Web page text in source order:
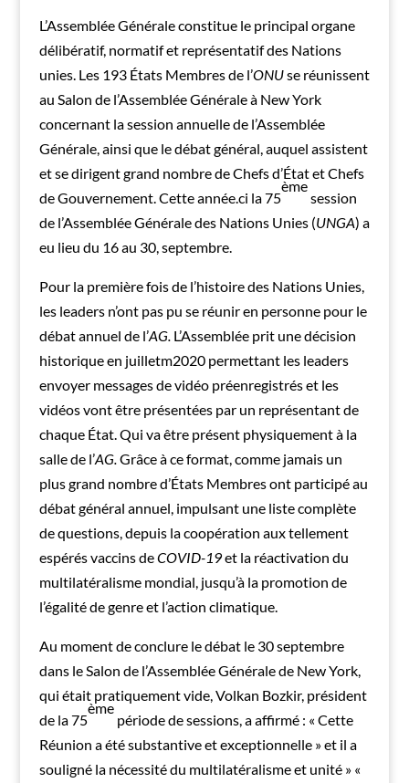
L’Assemblée Générale constitue le principal organe
délibératif, normatif et représentatif des Nations
unies. Les 193 États Membres de l’ONUse réunissent
au Salon de l’Assemblée Générale à New York
concernant la session annuelle de l’Assemblée
Générale, ainsi que le débat général, auquel assistent
et se dirigent grand nombre de Chefs d’État et Chefs
de Gouvernement. Cette année.ci la 75
ème
session
de l’Assemblée Générale des Nations Unies (UNGA) a
eu lieu du 16 au 30, septembre.
Pour la première fois de l’histoire des Nations Unies,
les leaders n’ont pas pu se réunir en personne pour le
débat annuel de l’AG. L’Assemblée prit une décision
historique en juilletm2020 permettant les leaders
envoyer messages de vidéo préenregistrés et les
vidéos vont être présentées par un représentant de
chaque État. Qui va être présent physiquement à la
salle de l’AG. Grâce à ce format, comme jamais un
plus grand nombre d’États Membres ont participé au
débat général annuel, impulsant une liste complète
de questions, depuis la coopération aux tellement
espérés vaccins deCOVID-19et la réactivation du
multilatéralisme mondial, jusqu’à la promotion de
l’égalité de genre et l’action climatique.
Au moment de conclure le débat le 30 septembre
dans le Salon de l’Assemblée Générale de New York,
qui était pratiquement vide, Volkan Bozkir, président
de la 75
ème
période de sessions, a affirmé : « Cette
Réunion a été substantive et exceptionnelle » et il a
souligné la nécessité du multilatéralisme et unité » «